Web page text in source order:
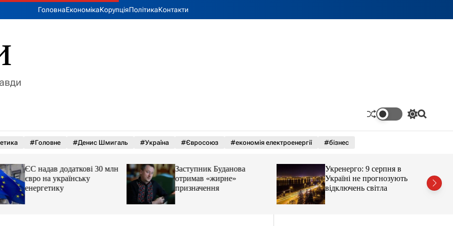
ГоловнаЕкономікаКорупціяПолітикаКонтакти
П
к
а
П
#Головне #Денис Шмигаль #Україна #Євросоюз #економія електроенергії #бізнес
ЄС надав додаткові 30 млн
євро на українську
енергетику
Заступник Буданова
отримав «жирне»
призначення
Укренерго: 9 серпня в
Україні не прогнозують
відключень світла